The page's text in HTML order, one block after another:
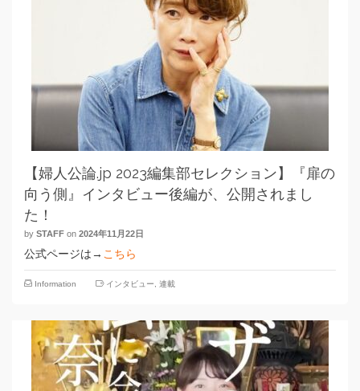
【婦人公論.jp 2023編集部セレクション】『扉の
向う側』インタビュー後編が、公開されまし
た！
by STAFF on 2024年11月22日
公式ページは→ こちら
Information インタビュー 連載